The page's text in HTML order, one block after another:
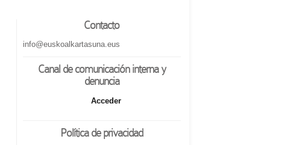
Contacto
info@euskoalkartasuna.eus
Canal de comunicación interna y
denuncia
Acceder
Política de privacidad